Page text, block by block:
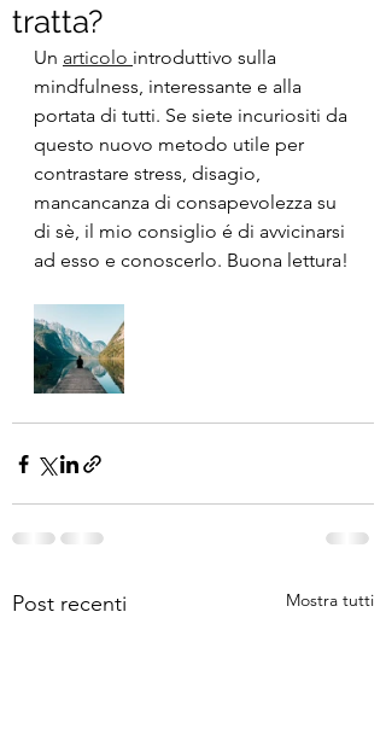
tratta?
Un articolo introduttivo sulla
mindfulness, interessante e alla
portata di tutti. Se siete incuriositi da
questo nuovo metodo utile per
contrastare stress, disagio,
mancancanza di consapevolezza su
di sè, il mio consiglio é di avvicinarsi
ad esso e conoscerlo. Buona lettura!
Post recenti Mostra tutti